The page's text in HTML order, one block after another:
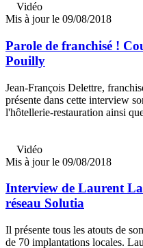
Vidéo
Mis à jour le 09/08/2018
Parole de franchisé !
Pouilly
Jean-François Delettre,
présente dans cette interview
l'hôtellerie-restauration ainsi
Vidéo
Mis à jour le 09/08/2018
Interview de Laurent
réseau Solutia
Il présente tous les atouts de
de 70 implantations locales.